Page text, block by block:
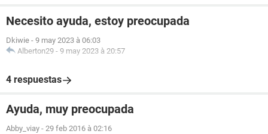
Necesito ayuda, estoy preocupada
Dkiwie - 9 may 2023 à 06:03
Alberton29 - 9 may 2023 à 20:57
4 respuestas
Ayuda, muy preocupada
Abby_viay - 29 feb 2016 à 02:16